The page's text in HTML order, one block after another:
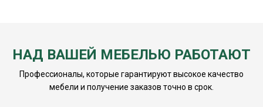
НАД ВАШЕЙ МЕБЕЛЬЮ РАБОТАЮТ
Профессионалы, которые гарантируют высокое качество
мебели и получение заказов точно в срок.